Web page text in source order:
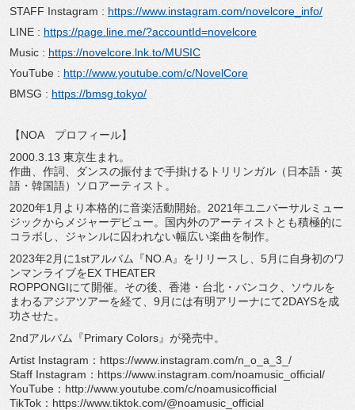
STAFF Instagram : https://www.instagram.com/novelcore_info/
LINE : https://page.line.me/?accountId=novelcore
Music : https://novelcore.lnk.to/MUSIC
YouTube : http://www.youtube.com/c/NovelCore
BMSG : https://bmsg.tokyo/
【NOA プロフィール】
2000.3.13 東京生まれ。
作曲、作詞、ダンスの振付まで手掛けるトリリンガル（日本語・英
語・韓国語）ソロアーティスト。
2020年1月より本格的に音楽活動開始。2021年ユニバーサルミュー
ジックからメジャーデビュー。国内外のアーティストとも積極的に
コラボし、ジャンルに囚われない幅広い楽曲を制作。
2023年2月に1stアルバム『NO.A』をリリースし、5月に自身初のワ
ンマンライブをEX THEATER
ROPPONGIにて開催。その後、香港・台北・バンコク、ソウルを
まわるアジアツアーを経て、9月には有明アリーナにて2DAYSを成
功させた。
2ndアルバム『Primary Colors』が発売中。
Artist Instagram：https://www.instagram.com/n_o_a_3_/
Staff Instagram：https://www.instagram.com/noamusic_official/
YouTube：http://www.youtube.com/c/noamusicofficial
TikTok：https://www.tiktok.com/@noamusic_official